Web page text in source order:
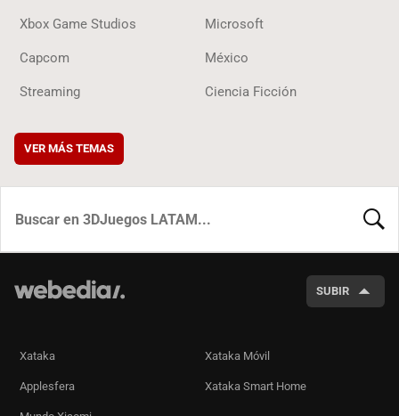
Xbox Game Studios Microsoft
Capcom México
Streaming Ciencia Ficción
VER MÁS TEMAS
SUBIR
Xataka Xataka Móvil
Applesfera Xataka Smart Home